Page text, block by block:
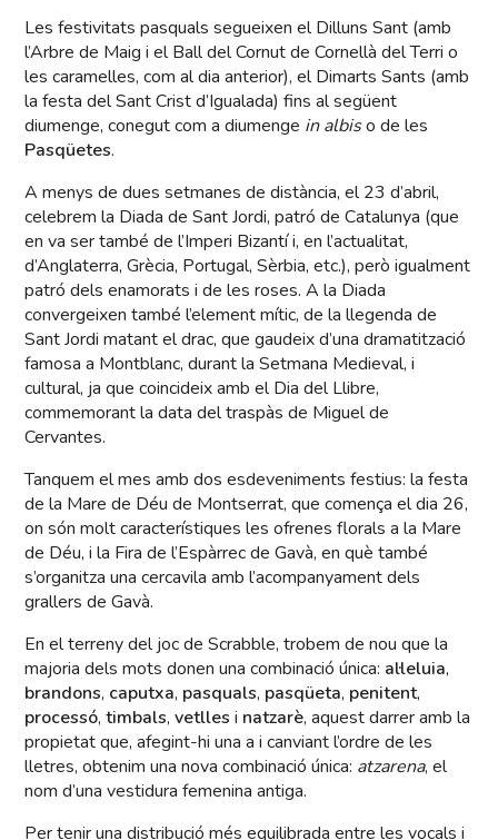
Les festivitats pasquals segueixen el Dilluns Sant (amb
l’Arbre de Maig i el Ball del Cornut de Cornellà del Terri o
les caramelles, com al dia anterior), el Dimarts Sants (amb
la festa del Sant Crist d’Igualada) fins al següent
diumenge, conegut com a diumenge in albiso de les
Pasqüetes.
A menys de dues setmanes de distància, el 23 d’abril,
celebrem la Diada de Sant Jordi, patró de Catalunya (que
en va ser també de l’Imperi Bizantí i, en l’actualitat,
d’Anglaterra, Grècia, Portugal, Sèrbia, etc.), però igualment
patró dels enamorats i de les roses. A la Diada
convergeixen també l’element mític, de la llegenda de
Sant Jordi matant el drac, que gaudeix d’una dramatització
famosa a Montblanc, durant la Setmana Medieval, i
cultural, ja que coincideix amb el Dia del Llibre,
commemorant la data del traspàs de Miguel de
Cervantes.
Tanquem el mes amb dos esdeveniments festius: la festa
de la Mare de Déu de Montserrat, que comença el dia 26,
on són molt característiques les ofrenes florals a la Mare
de Déu, i la Fira de l’Espàrrec de Gavà, en què també
s’organitza una cercavila amb l’acompanyament dels
grallers de Gavà.
En el terreny del joc de Scrabble, trobem de nou que la
majoria dels mots donen una combinació única: al·leluia,
brandons, caputxa, pasquals, pasqüeta, penitent,
processó,timbals, vetllesi natzarè, aquest darrer amb la
propietat que, afegint-hi una a i canviant l’ordre de les
lletres, obtenim una nova combinació única: atzarena, el
nom d’una vestidura femenina antiga.
Per tenir una distribució més equilibrada entre les vocals i